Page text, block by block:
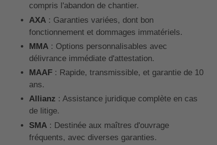
compris l'abandon de chantier.
AXA: Garanties variées, dont bon
fonctionnement et dommages immatériels.
MMA: Options personnalisables avec
délivrance immédiate d'attestation.
MAAF: Rapide, transmissible, et garantie de 10
ans.
Allianz : Assistance juridique complète en cas
de litige.
SMA: Destinée aux maîtres d'ouvrage
fréquents, avec diverses garanties.